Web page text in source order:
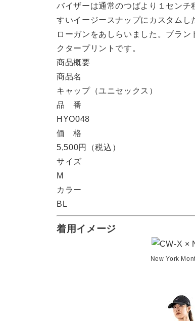
バイザーは通常のつばより１セン
すいイージースナップにカスタム
ローガンをあしらいました。ブラ
クタープリントです。
商品概要
商品名
キャップ（ユニセックス）
品 番
HYO048
価 格
5,500円（税込）
サイズ
M
カラー
BL
着用イメージ
New York